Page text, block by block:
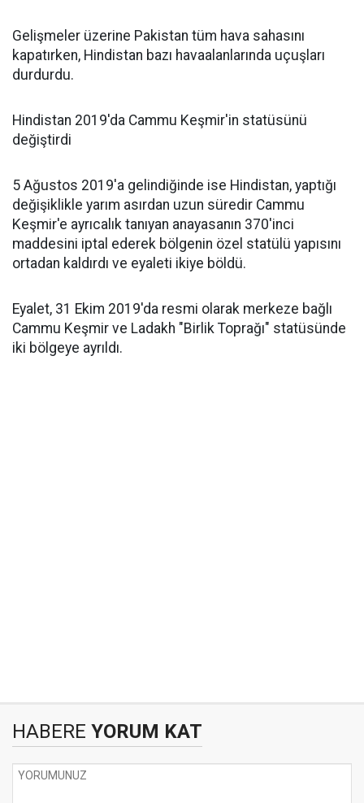
Gelişmeler üzerine Pakistan tüm hava sahasını
kapatırken, Hindistan bazı havaalanlarında uçuşları
durdurdu.
Hindistan 2019'da Cammu Keşmir'in statüsünü
değiştirdi
5 Ağustos 2019'a gelindiğinde ise Hindistan, yaptığı
değişiklikle yarım asırdan uzun süredir Cammu
Keşmir'e ayrıcalık tanıyan anayasanın 370'inci
maddesini iptal ederek bölgenin özel statülü yapısını
ortadan kaldırdı ve eyaleti ikiye böldü.
Eyalet, 31 Ekim 2019'da resmi olarak merkeze bağlı
Cammu Keşmir ve Ladakh "Birlik Toprağı" statüsünde
iki bölgeye ayrıldı.
HABERE YORUM KAT